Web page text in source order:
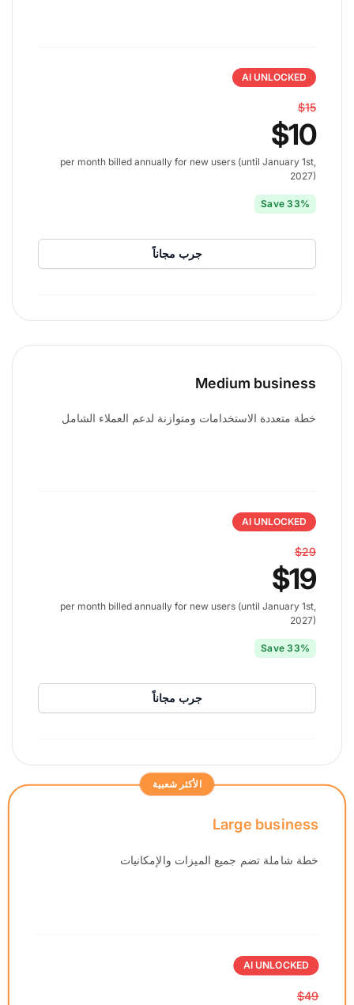
AI UNLOCKED
$15
$10
per month billed annually for new users (until January 1st,
2027)
Save 33%
جرب مجاناً
Medium business
خطة متعددة الاستخدامات ومتوازنة لدعم العملاء الشامل
AI UNLOCKED
$29
$19
per month billed annually for new users (until January 1st,
2027)
Save 33%
جرب مجاناً
الأكثر شعبية
Large business
خطة شاملة تضم جميع الميزات والإمكانيات
AI UNLOCKED
$49